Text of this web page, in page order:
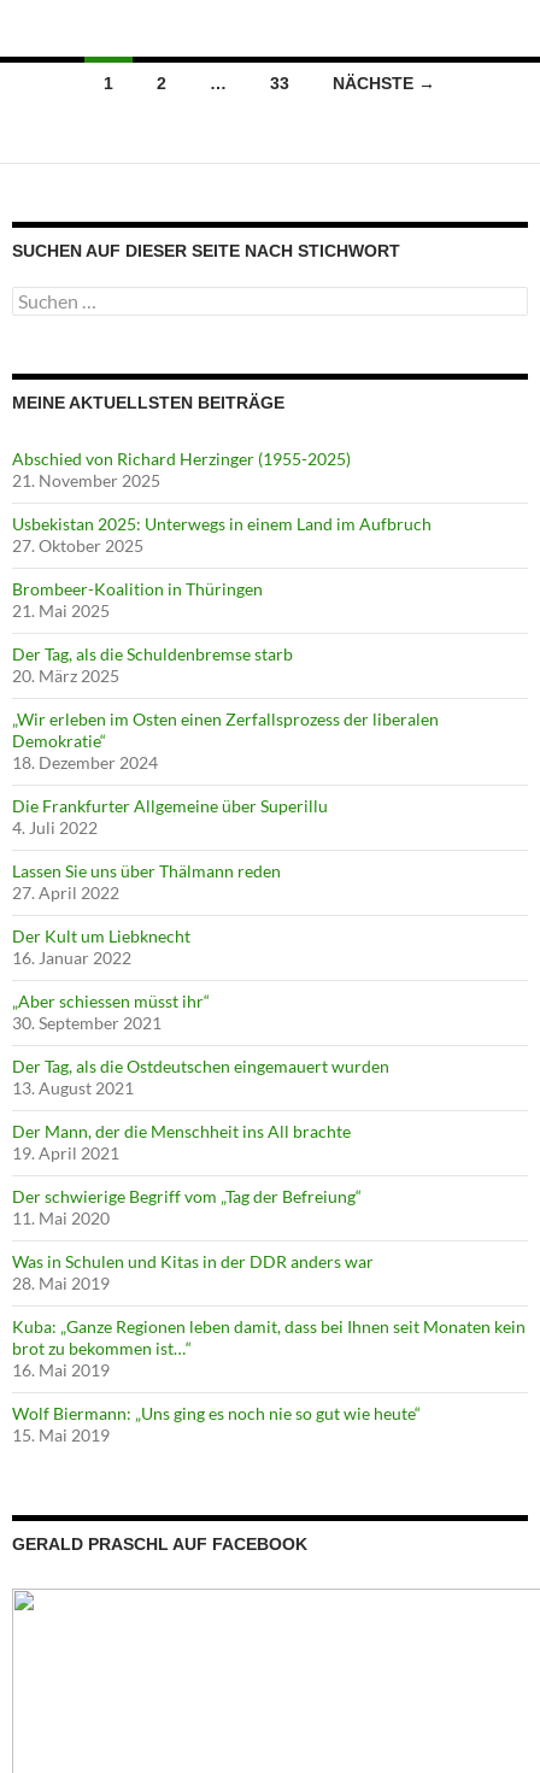
Beitragsnavigation
1 2 … 33 NÄCHSTE →
SUCHEN AUF DIESER SEITE NACH STICHWORT
Suche
nach:
MEINE AKTUELLSTEN BEITRÄGE
Abschied von Richard Herzinger (1955-2025)
21. November 2025
Usbekistan 2025: Unterwegs in einem Land im Aufbruch
27. Oktober 2025
Brombeer-Koalition in Thüringen
21. Mai 2025
Der Tag, als die Schuldenbremse starb
20. März 2025
„Wir erleben im Osten einen Zerfallsprozess der liberalen
Demokratie“
18. Dezember 2024
Die Frankfurter Allgemeine über Superillu
4. Juli 2022
Lassen Sie uns über Thälmann reden
27. April 2022
Der Kult um Liebknecht
16. Januar 2022
„Aber schiessen müsst ihr“
30. September 2021
Der Tag, als die Ostdeutschen eingemauert wurden
13. August 2021
Der Mann, der die Menschheit ins All brachte
19. April 2021
Der schwierige Begriff vom „Tag der Befreiung“
11. Mai 2020
Was in Schulen und Kitas in der DDR anders war
28. Mai 2019
Kuba: „Ganze Regionen leben damit, dass bei Ihnen seit Monaten kein
brot zu bekommen ist…“
16. Mai 2019
Wolf Biermann: „Uns ging es noch nie so gut wie heute“
15. Mai 2019
GERALD PRASCHL AUF FACEBOOK